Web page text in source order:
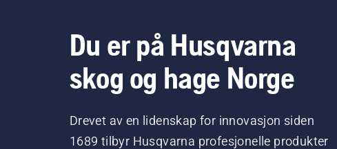
Du er på Husqvarna
skog og hage Norge
Drevet av en lidenskap for innovasjon siden
1689 tilbyr Husqvarna profesjonelle produkter